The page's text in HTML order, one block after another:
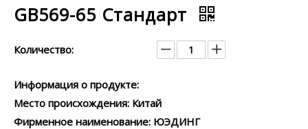
GB569-65 Стандарт
Количество:
Информация о продукте:
Место происхождения: Китай
Фирменное наименование: ЮЭДИНГ